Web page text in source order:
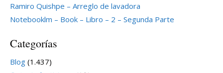
Ramiro Quishpe – Arreglo de lavadora
Notebooklm – Book – Libro – 2 – Segunda Parte
Categorías
Blog (1.437)